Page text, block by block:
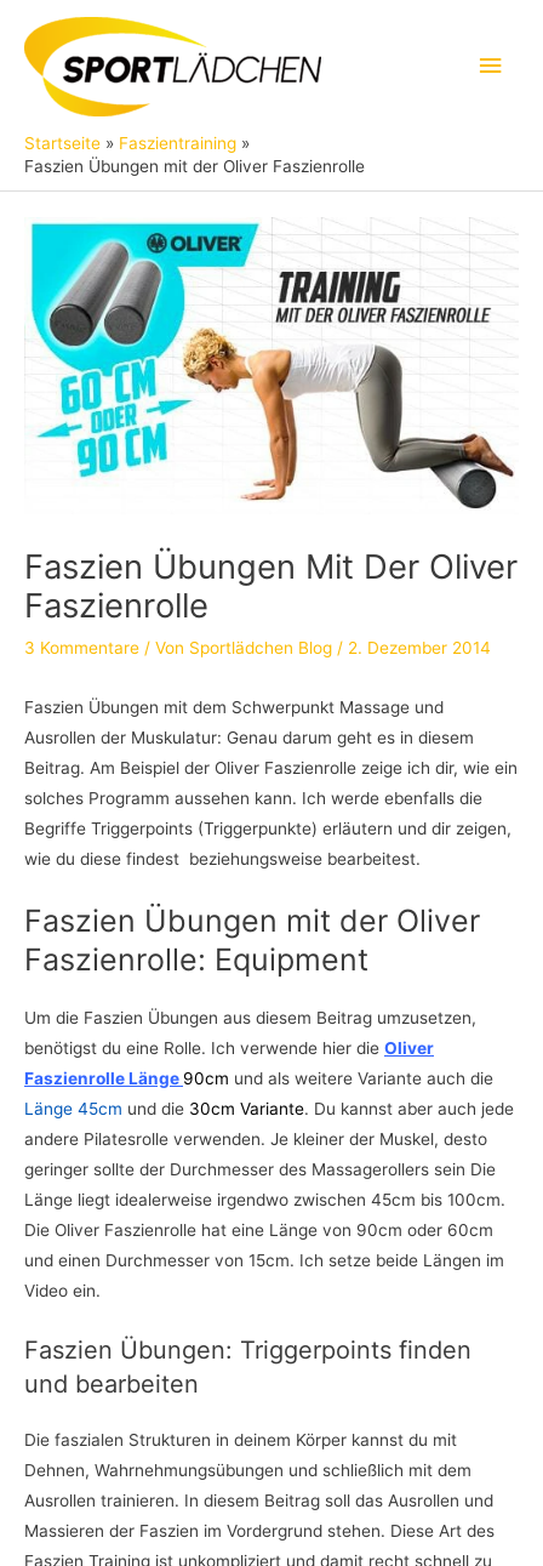
Inhalt
springen
Startseite
Faszientraining
Faszien Übungen mit der Oliver Faszienrolle
Faszien Übungen Mit Der Oliver
Faszienrolle
3 Kommentare / Von Sportlädchen Blog / 2. Dezember 2014
Faszien Übungen mit dem Schwerpunkt Massage und
Ausrollen der Muskulatur: Genau darum geht es in diesem
Beitrag. Am Beispiel der Oliver Faszienrolle zeige ich dir, wie ein
solches Programm aussehen kann. Ich werde ebenfalls die
Begriffe Triggerpoints (Triggerpunkte) erläutern und dir zeigen,
wie du diese findest beziehungsweise bearbeitest.
Faszien Übungen mit der Oliver
Faszienrolle: Equipment
Um die Faszien Übungen aus diesem Beitrag umzusetzen,
benötigst du eine Rolle. Ich verwende hier die Oliver
Faszienrolle Länge 90cm und als weitere Variante auch die
Länge 45cm und die 30cm Variante. Du kannst aber auch jede
andere Pilatesrolle verwenden. Je kleiner der Muskel, desto
geringer sollte der Durchmesser des Massagerollers sein Die
Länge liegt idealerweise irgendwo zwischen 45cm bis 100cm.
Die Oliver Faszienrolle hat eine Länge von 90cm oder 60cm
und einen Durchmesser von 15cm. Ich setze beide Längen im
Video ein.
Faszien Übungen: Triggerpoints finden
und bearbeiten
Die faszialen Strukturen in deinem Körper kannst du mit
Dehnen, Wahrnehmungsübungen und schließlich mit dem
Ausrollen trainieren. In diesem Beitrag soll das Ausrollen und
Massieren der Faszien im Vordergrund stehen. Diese Art des
Faszien Training ist unkompliziert und damit recht schnell zu